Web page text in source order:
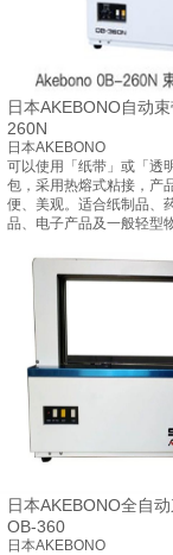
日本AKEBONO自动
260N
日本AKEBONO
可以使用「纸带」或「透
包，采用热熔式粘接，产
便、美观。适合纸制品、
品、电子产品及一般轻型
日本AKEBONO全自
OB-360
日本AKEBONO